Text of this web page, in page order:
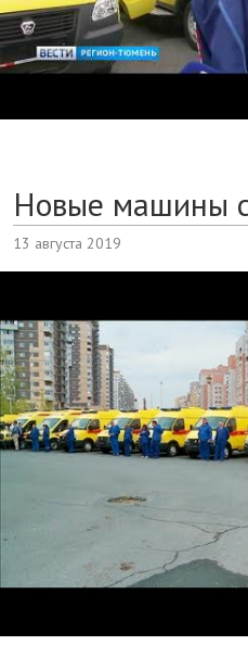
Новые машины
13 августа 2019